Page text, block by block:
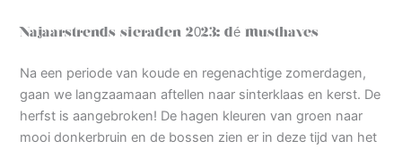
Najaarstrends sieraden 2023: dé musthaves
Na een periode van koude en regenachtige zomerdagen,
gaan we langzaamaan aftellen naar sinterklaas en kerst. De
herfst is aangebroken! De hagen kleuren van groen naar
mooi donkerbruin en de bossen zien er in deze tijd van het